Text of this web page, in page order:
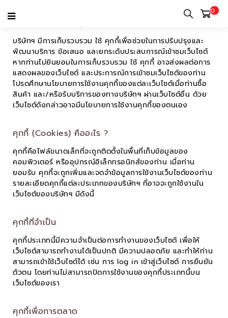
0
นโยบายการใช้งานคุกกี้
บริษัทฯ มีการเก็บรวบรวม ใช้ คุกกี้เพื่อช่วยในการปรับปรุงและ
พัฒนาบริการ ข้อเสนอ และยกระดับประสบการณ์เข้าชมเว็บไซต์
หากท่านไม่ยินยอมในการเก็บรวบรวม ใช้ คุกกี้ อาจส่งผลต่อการ
แสดงผลของเว็บไซต์ และประการณ์การเข้าชมเว็บไซต์ของท่าน
โปรดศึกษานโยบายการใช้งานคุกกี้ของแต่ละเว็บไซต์เมื่อท่านซื้อ
สินค้า และ/หรือรับบริการของทางบริษัทฯ ผ่านเว็บไซต์อื่น ด้วย
เว็บไซต์ดังกล่าวอาจมีนโยบายการใช้งานคุกกี้ของตนเอง
คุกกี้ (Cookies) คืออะไร ?
คุกกี้คือไฟล์ขนาดเล็กที่จะถูกติดตั้งในพื้นที่เก็บข้อมูลของ
คอมพิวเตอร์ หรืออุปกรณ์อิเล็กทรอนิกส์ของท่าน เมื่อท่าน
ยอมรับ คุกกี้จะถูกเพิ่มและจดจำข้อมูลการใช้งานเว็บไซต์ของท่าน
รายละเอียดคุกกี้แต่ละประเภทของบริษัทฯ ที่อาจจะถูกใช้งานใน
เว็บไซต์ของบริษัทฯ มีดังนี้
คุกกี้ที่จำเป็น
คุกกี้ประเภทนี้มีความจำเป็นต่อการทำงานของเว็บไซต์ เพื่อให้
เว็บไซต์สามารถทำงานได้เป็นปกติ มีความปลอดภัย และทำให้ท่าน
สามารถเข้าใช้เว็บไซต์ได้ เช่น การ log in เข้าสู่เว็บไซต์ การยืนยัน
ตัวตน โดยท่านไม่สามารถปิดการใช้งานของคุกกี้ประเภทนี้บน
เว็บไซต์ของเรา
คุกกี้เพื่อการตลาด